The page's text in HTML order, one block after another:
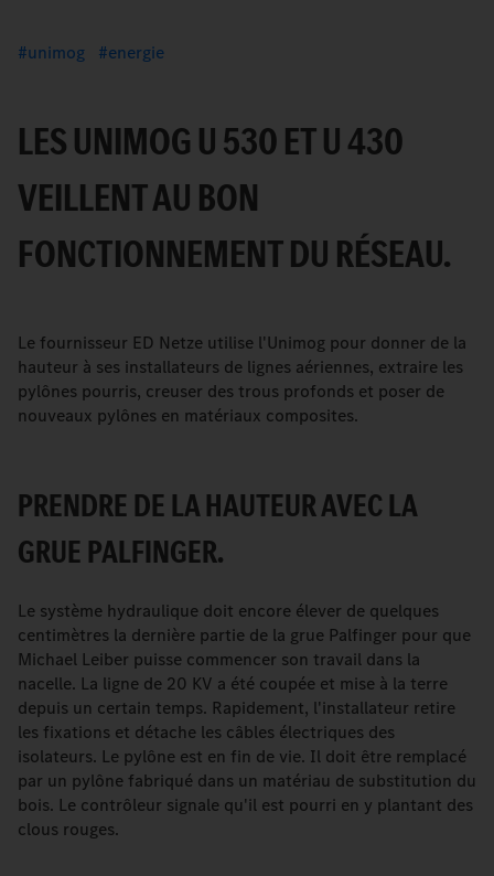
unimog energie
LES UNIMOG U 530 ET U 430
VEILLENT AU BON
FONCTIONNEMENT DU RÉSEAU.
Le fournisseur ED Netze utilise l'Unimog pour donner de la
hauteur à ses installateurs de lignes aériennes, extraire les
pylônes pourris, creuser des trous profonds et poser de
nouveaux pylônes en matériaux composites.
PRENDRE DE LA HAUTEUR AVEC LA
GRUE PALFINGER.
Le système hydraulique doit encore élever de quelques
centimètres la dernière partie de la grue Palfinger pour que
Michael Leiber puisse commencer son travail dans la
nacelle. La ligne de 20 KV a été coupée et mise à la terre
depuis un certain temps. Rapidement, l'installateur retire
les fixations et détache les câbles électriques des
isolateurs. Le pylône est en fin de vie. Il doit être remplacé
par un pylône fabriqué dans un matériau de substitution du
bois. Le contrôleur signale qu'il est pourri en y plantant des
clous rouges.